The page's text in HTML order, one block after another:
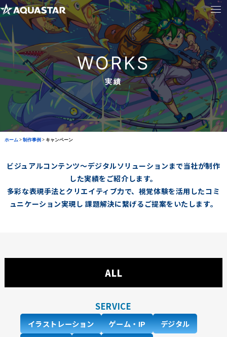
WORKS
実績
ホーム> 制作事例 > キャンペーン
ビジュアルコンテンツ～デジタルソリューションまで当社が制作
した実績をご紹介します。
多彩な表現手法とクリエイティブ力で、視覚体験を活用したコミ
ュニケーション実現し 課題解決に繋げるご提案をいたします。
ALL
SERVICE
イラストレーション ゲーム・IP
デジタル